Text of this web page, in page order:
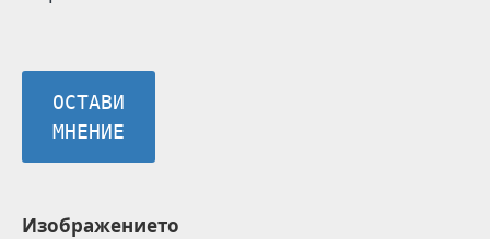
ОСТАВИ
МНЕНИЕ
Изображението